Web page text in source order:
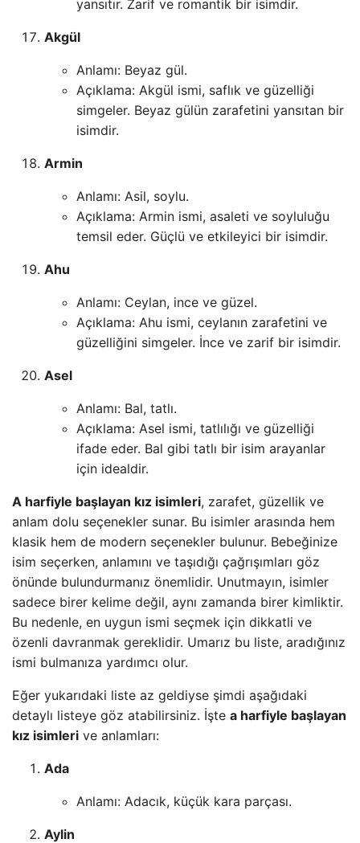
yansıtır. Zarif ve romantik bir isimdir.
Akgül
Anlamı: Beyaz gül.
Açıklama: Akgül ismi, saflık ve güzelliği
simgeler. Beyaz gülün zarafetini yansıtan bir
isimdir.
Armin
Anlamı: Asil, soylu.
Açıklama: Armin ismi, asaleti ve soyluluğu
temsil eder. Güçlü ve etkileyici bir isimdir.
Ahu
Anlamı: Ceylan, ince ve güzel.
Açıklama: Ahu ismi, ceylanın zarafetini ve
güzelliğini simgeler. İnce ve zarif bir isimdir.
Asel
Anlamı: Bal, tatlı.
Açıklama: Asel ismi, tatlılığı ve güzelliği
ifade eder. Bal gibi tatlı bir isim arayanlar
için idealdir.
A harfiyle başlayan kız isimleri, zarafet, güzellik ve
anlam dolu seçenekler sunar. Bu isimler arasında hem
klasik hem de modern seçenekler bulunur. Bebeğinize
isim seçerken, anlamını ve taşıdığı çağrışımları göz
önünde bulundurmanız önemlidir. Unutmayın, isimler
sadece birer kelime değil, aynı zamanda birer kimliktir.
Bu nedenle, en uygun ismi seçmek için dikkatli ve
özenli davranmak gereklidir. Umarız bu liste, aradığınız
ismi bulmanıza yardımcı olur.
Eğer yukarıdaki liste az geldiyse şimdi aşağıdaki
detaylı listeye göz atabilirsiniz. İşte a harfiyle başlayan
kız isimleri ve anlamları:
Ada
Anlamı: Adacık, küçük kara parçası.
Aylin